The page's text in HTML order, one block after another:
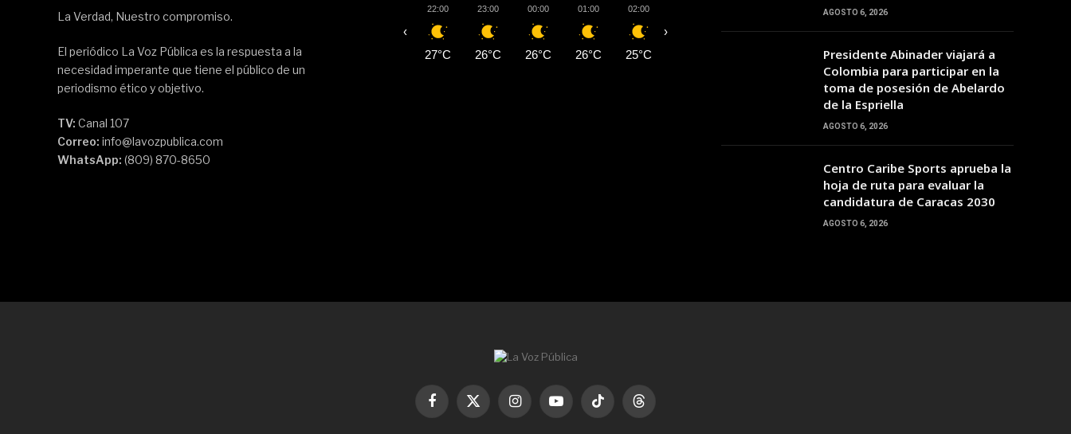
La Verdad, Nuestro compromiso.
El periódico La Voz Pública es la respuesta a la
necesidad imperante que tiene el público de un
periodismo ético y objetivo.
TV: Canal 107
Correo: info@lavozpublica.com
WhatsApp: (809) 870-8650
22:00
27°C
23:00
26°C
00:00
26°C
01:00
26°C
02:00
25°C
06:00
24°C
07:00
24°C 26°C 27°C
‹ ›
AGOSTO 6, 2026
Presidente Abinader viajará a
Colombia para participar en la
toma de posesión de Abelardo
de la Espriella
AGOSTO 6, 2026
Centro Caribe Sports aprueba la
hoja de ruta para evaluar la
candidatura de Caracas 2030
AGOSTO 6, 2026
Facebook
X
InstagramYouTubeTikTok Threads